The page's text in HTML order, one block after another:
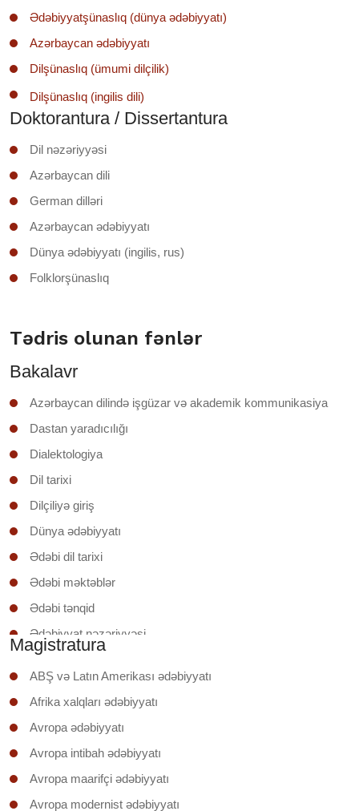
Ədəbiyyatşünaslıq (dünya ədəbiyyatı)
Azərbaycan ədəbiyyatı
Dilşünaslıq (ümumi dilçilik)
Dilşünaslıq (ingilis dili)
Doktorantura / Dissertantura
Dil nəzəriyyəsi
Azərbaycan dili
German dilləri
Azərbaycan ədəbiyyatı
Dünya ədəbiyyatı (ingilis, rus)
Folklorşünaslıq
Tədris olunan fənlər
Bakalavr
Azərbaycan dilində işgüzar və akademik kommunikasiya
Dastan yaradıcılığı
Dialektologiya
Dil tarixi
Dilçiliyə giriş
Dünya ədəbiyyatı
Ədəbi dil tarixi
Ədəbi məktəblər
Ədəbi tənqid
Ədəbiyyat nəzəriyyəsi
Ədəbiyyatşünaslığa giriş
Əruzun nəzəri əsasları
İxtisas (regionunun) ölkəsinin ədəbiyyatı
Klassik şerin poetikası
Mətnin təhlili
Mətnlər üzrə iş
Magistratura
ABŞ və Latın Amerikası ədəbiyyatı
Afrika xalqları ədəbiyyatı
Avropa ədəbiyyatı
Avropa intibah ədəbiyyatı
Avropa maarifçi ədəbiyyatı
Avropa modernist ədəbiyyatı